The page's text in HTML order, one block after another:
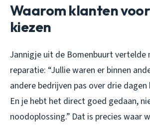
Waarom klanten
kiezen
Jannigje uit de Bomenbuurt vertelde
reparatie: “Jullie waren er binnen
andere bedrijven pas over drie dagen
En je hebt het direct goed gedaan,
noodoplossing.” Dat is precies waar